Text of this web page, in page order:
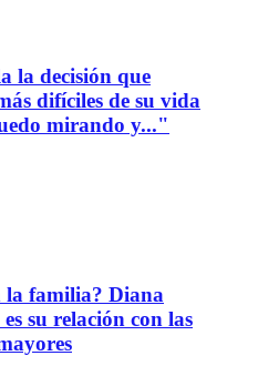
la decisión que
difíciles de su vida
mirando y..."
la familia? Diana
su relación con las